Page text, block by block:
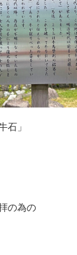
石」
の為の